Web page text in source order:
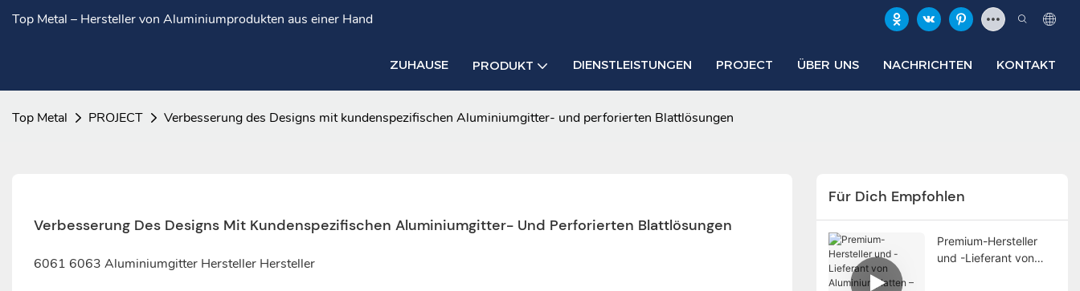
Top Metal – Hersteller von Aluminiumprodukten aus einer Hand
ZUHAUSE PRODUKT DIENSTLEISTUNGEN PROJECT ÜBER UNS NACHRICHTEN KONTAKT
Top Metal PROJECT Verbesserung des Designs mit kundenspezifischen Aluminiumgitter- und perforierten Blattlösungen
Verbesserung Des Designs Mit Kundenspezifischen Aluminiumgitter- Und Perforierten Blattlösungen
6061 6063 Aluminiumgitter Hersteller Hersteller
Für Dich Empfohlen
Premium-Hersteller
und -Lieferant von